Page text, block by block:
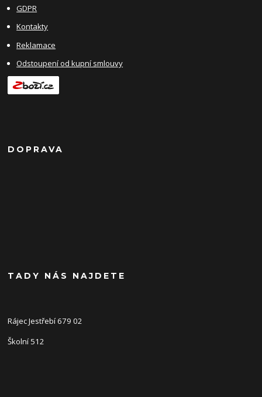
GDPR
Kontakty
Reklamace
Odstoupení od kupní smlouvy
DOPRAVA
TADY NÁS NAJDETE
Rájec Jestřebí 679 02
Školní 512